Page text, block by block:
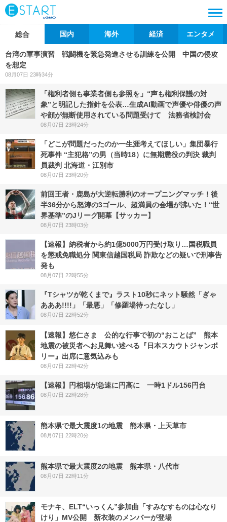
総合 国内 海外 経済 エンタメ
台湾の軍事演習 戦闘機を緊急発進させる訓練を公開 中国の侵攻
を想定
08月07日 23時34分
「権利者側も事業者側も参照を」“声も権利保護の対
象”と明記した指針を公表…生成AI動画で声優や俳優の声
や顔が無断使用されている問題受けて 法務省検討会
08月07日 23時24分
「どこが問題だったのか一生涯考えてほしい」集団暴行
死事件 “主犯格”の男（当時18）に無期懲役の判決 裁判
員裁判 北海道・江別市
08月07日 23時20分
前回王者・鹿島が大逆転勝利のオープニングマッチ！後
半36分から怒涛の3ゴール、超満員の会場が沸いた！“世
界基準”のJリーグ開幕【サッカー】
08月07日 23時03分
【速報】納税者から約1億5000万円受け取り…国税職員
を懲戒免職処分 関東信越国税局 詐欺などの疑いで刑事告
発も
08月07日 22時55分
『Tシャツが乾くまで』ラスト10秒にネット騒然「ぎゃ
あああ!!!!」「最悪」「修羅場待ったなし」
08月07日 22時52分
【速報】悠仁さま 公的な行事で初の“おことば” 熊本
地震の被災者へお見舞い述べる『日本スカウトジャンボ
リー』出席に意気込みも
08月07日 22時42分
【速報】円相場が急速に円高に 一時1ドル156円台
08月07日 22時28分
熊本県で最大震度1の地震 熊本県・上天草市
08月07日 22時20分
熊本県で最大震度2の地震 熊本県・八代市
08月07日 22時11分
モナキ、ELT“いっくん”参加曲「すみなすものは心なり
けり」MV公開 新衣装のメンバーが登場